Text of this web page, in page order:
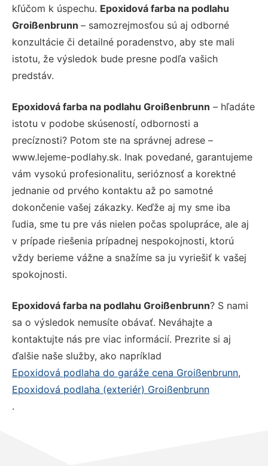
kľúčom k úspechu. Epoxidová farba na podlahu
Groißenbrunn – samozrejmosťou sú aj odborné
konzultácie či detailné poradenstvo, aby ste mali
istotu, že výsledok bude presne podľa vašich
predstáv.
Epoxidová farba na podlahu Groißenbrunn – hľadáte
istotu v podobe skúseností, odbornosti a
precíznosti? Potom ste na správnej adrese –
www.lejeme-podlahy.sk. Inak povedané, garantujeme
vám vysokú profesionalitu, serióznosť a korektné
jednanie od prvého kontaktu až po samotné
dokončenie vašej zákazky. Keďže aj my sme iba
ľudia, sme tu pre vás nielen počas spolupráce, ale aj
v prípade riešenia prípadnej nespokojnosti, ktorú
vždy berieme vážne a snažíme sa ju vyriešiť k vašej
spokojnosti.
Epoxidová farba na podlahu Groißenbrunn? S nami
sa o výsledok nemusíte obávať. Neváhajte a
kontaktujte nás pre viac informácií. Prezrite si aj
ďalšie naše služby, ako napríklad
Epoxidová podlaha do garáže cena Groißenbrunn,
Epoxidová podlaha (exteriér) Groißenbrunn
.